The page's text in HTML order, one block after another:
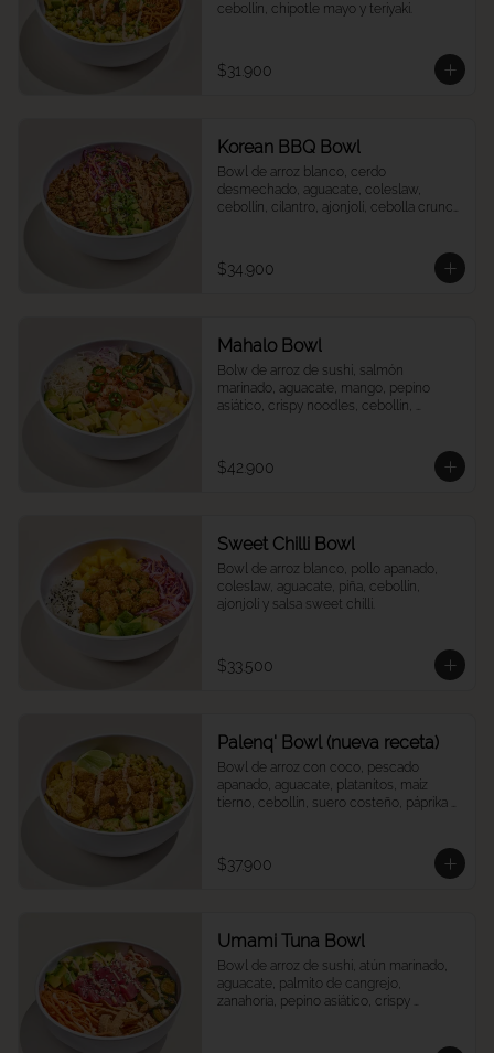
cebollín, chipotle mayo y teriyaki.
$31.900
Korean BBQ Bowl
Bowl de arroz blanco, cerdo
desmechado, aguacate, coleslaw,
cebollín, cilantro, ajonjolí, cebolla crunch
$34.900
Mahalo Bowl
Bolw de arroz de sushi, salmón
marinado, aguacate, mango, pepino
asiático, crispy noodles, cebollín,
$42.900
Sweet Chilli Bowl
Bowl de arroz blanco, pollo apanado,
coleslaw, aguacate, piña, cebollín,
ajonjolí y salsa sweet chilli.
$33.500
Palenq' Bowl (nueva receta)
Bowl de arroz con coco, pescado
apanado, aguacate, platanitos, maíz
tierno, cebollín, suero costeño, páprika y
$37.900
Umami Tuna Bowl
Bowl de arroz de sushi, atún marinado,
aguacate, palmito de cangrejo,
zanahoria, pepino asiático, crispy